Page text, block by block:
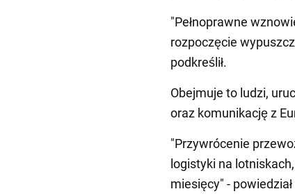
"Pełnoprawne
rozpoczęcie
podkreślił.
Obejmuje to ludzi,
oraz komunikację z
"Przywrócenie
logistyki na
miesięcy" -